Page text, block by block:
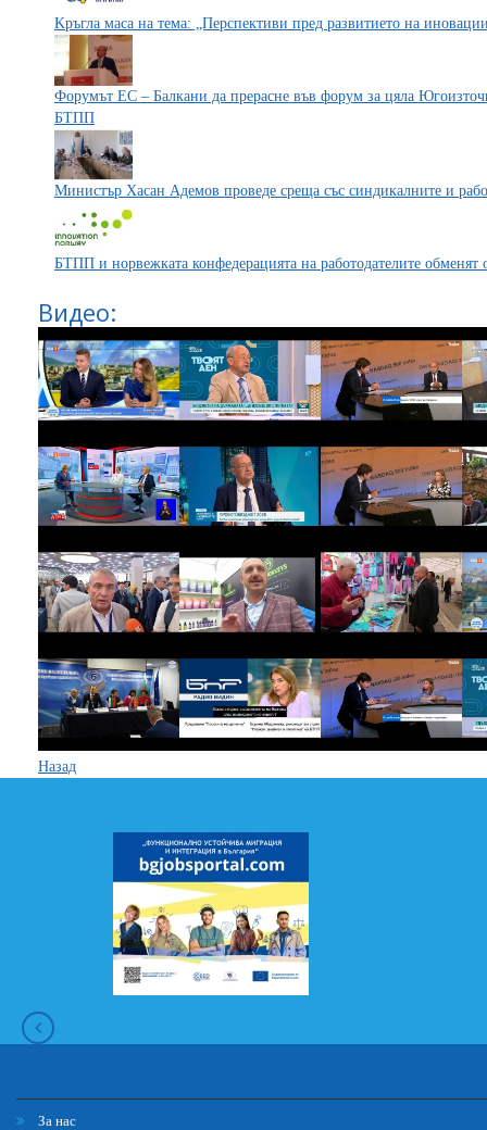
Kръгла маса на тема: „Перспективи пред развитието на
Форумът ЕС – Балкани да прерасне във форум за цяла
БТПП
Министър Хасан Адемов проведе среща със синдикалните и
БТПП и норвежката конфедерацията на работодателите обменят
Видео:
Назад
За нас